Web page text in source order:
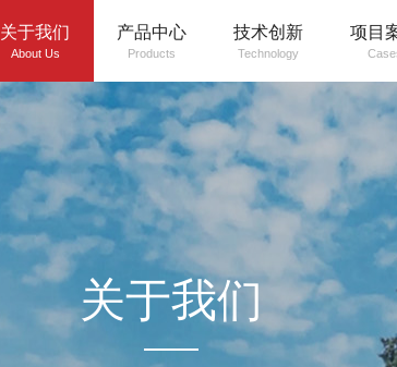
关于我们
About Us
产品中心
Products
技术创新
Technology
项目
关于我们